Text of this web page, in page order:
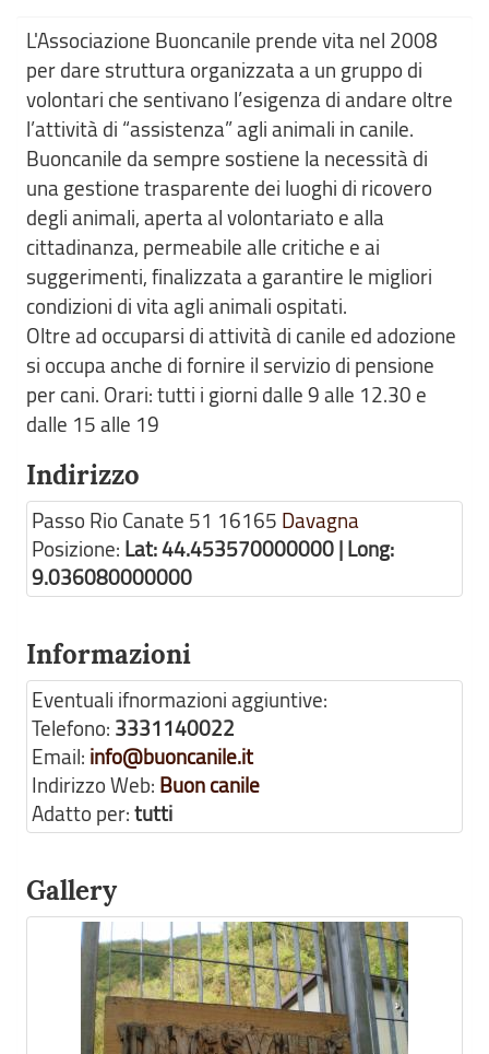
L'Associazione Buoncanile prende vita nel 2008
per dare struttura organizzata a un gruppo di
volontari che sentivano l’esigenza di andare oltre
l’attività di “assistenza” agli animali in canile.
Buoncanile da sempre sostiene la necessità di
una gestione trasparente dei luoghi di ricovero
degli animali, aperta al volontariato e alla
cittadinanza, permeabile alle critiche e ai
suggerimenti, finalizzata a garantire le migliori
condizioni di vita agli animali ospitati.
Oltre ad occuparsi di attività di canile ed adozione
si occupa anche di fornire il servizio di pensione
per cani. Orari: tutti i giorni dalle 9 alle 12.30 e
dalle 15 alle 19
Indirizzo
Passo Rio Canate 51 16165 Davagna
Posizione: Lat: 44.453570000000 | Long:
9.036080000000
Informazioni
Eventuali ifnormazioni aggiuntive:
Telefono: 3331140022
Email: info@buoncanile.it
Indirizzo Web: Buon canile
Adatto per:tutti
Gallery